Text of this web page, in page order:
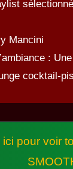
Mancini
:
cocktail-
ici pour voir